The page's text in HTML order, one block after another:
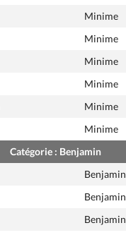
Minime
Minime
Minime
Minime
Minime
Minime
Catégorie : Benjamin
Benjamin
Benjamin
Benjamin